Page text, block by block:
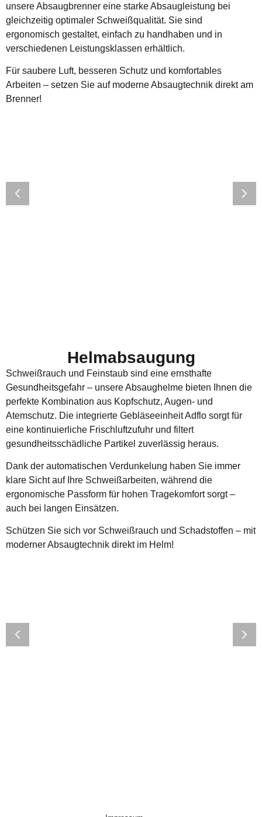
unsere Absaugbrenner eine starke Absaugleistung bei
gleichzeitig optimaler Schweißqualität. Sie sind
ergonomisch gestaltet, einfach zu handhaben und in
verschiedenen Leistungsklassen erhältlich.
Für saubere Luft, besseren Schutz und komfortables
Arbeiten – setzen Sie auf moderne Absaugtechnik direkt am
Brenner!
Helmabsaugung
Schweißrauch und Feinstaub sind eine ernsthafte
Gesundheitsgefahr – unsere Absaughelme bieten Ihnen die
perfekte Kombination aus Kopfschutz, Augen- und
Atemschutz. Die integrierte Gebläseeinheit Adflo sorgt für
eine kontinuierliche Frischluftzufuhr und filtert
gesundheitsschädliche Partikel zuverlässig heraus.
Dank der automatischen Verdunkelung haben Sie immer
klare Sicht auf Ihre Schweißarbeiten, während die
ergonomische Passform für hohen Tragekomfort sorgt –
auch bei langen Einsätzen.
Schützen Sie sich vor Schweißrauch und Schadstoffen – mit
moderner Absaugtechnik direkt im Helm!